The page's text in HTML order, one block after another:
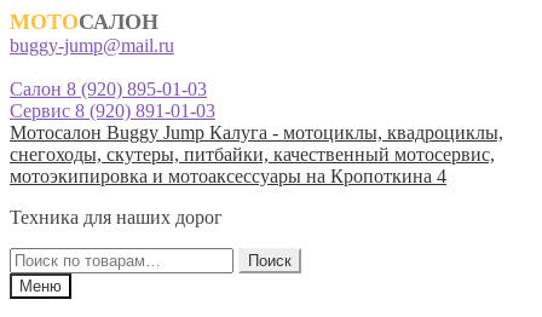
МОТОСАЛОН
buggy-jump@mail.ru
Салон 8 (920) 895-01-03
Сервис 8 (920) 891-01-03
Перейти
к
навигации
Перейти
к
содержимому
Мотосалон Buggy Jump Калуга - мотоциклы, квадроциклы,
снегоходы, скутеры, питбайки, качественный мотосервис,
мотоэкипировка и мотоаксессуары на Кропоткина 4
Техника для наших дорог
Искать:
Поиск
Меню